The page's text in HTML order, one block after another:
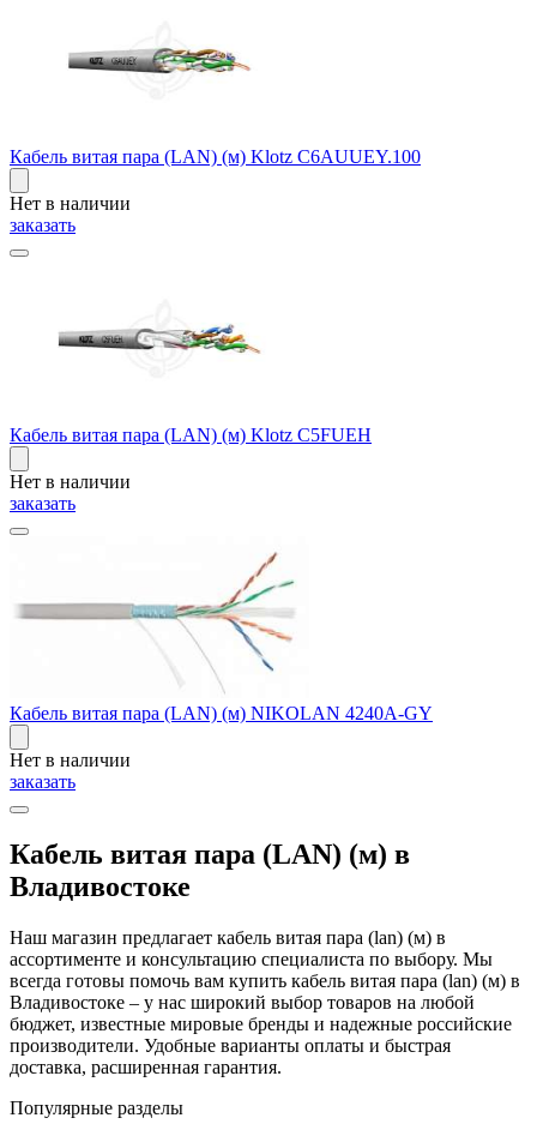
Кабель витая пара (LAN) (м) Klotz C6AUUEY.100
Нет в наличии
заказать
Кабель витая пара (LAN) (м) Klotz C5FUEH
Нет в наличии
заказать
Кабель витая пара (LAN) (м) NIKOLAN 4240A-GY
Нет в наличии
заказать
Кабель витая пара (LAN) (м) в
Владивостоке
Наш магазин предлагает кабель витая пара (lan) (м) в
ассортименте и консультацию специалиста по выбору. Мы
всегда готовы помочь вам купить кабель витая пара (lan) (м) в
Владивостоке – у нас широкий выбор товаров на любой
бюджет, известные мировые бренды и надежные российские
производители. Удобные варианты оплаты и быстрая
доставка, расширенная гарантия.
Популярные разделы